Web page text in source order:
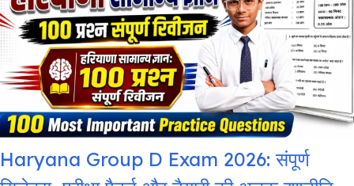
Haryana Group D Exam 2026: संपूर्ण